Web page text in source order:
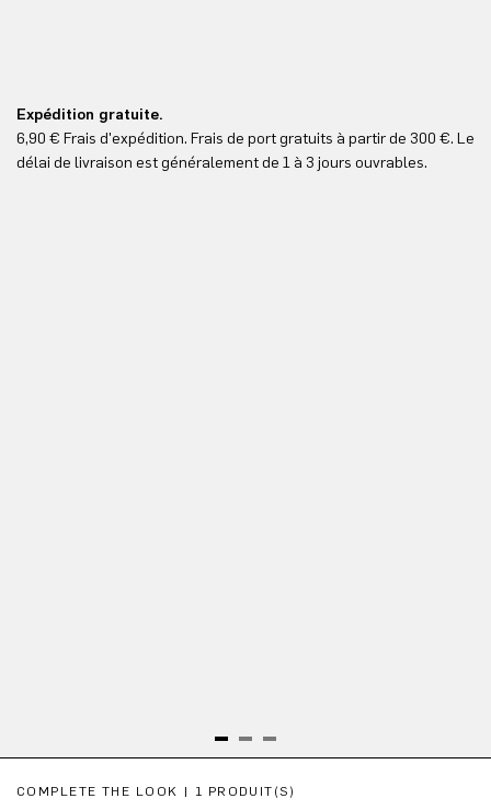
Expédition gratuite.
6,90 € Frais d'expédition. Frais de port gratuits à partir de 300 €. Le
délai de livraison est généralement de 1 à 3 jours ouvrables.
COMPLETE THE LOOK | 1 PRODUIT(S)